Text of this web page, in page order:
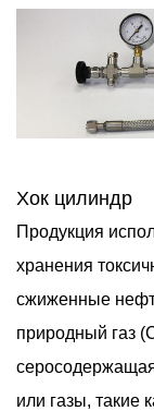
Хок цилиндр
Продукция
хранения
сжиженные
природный газ
или газы, такие